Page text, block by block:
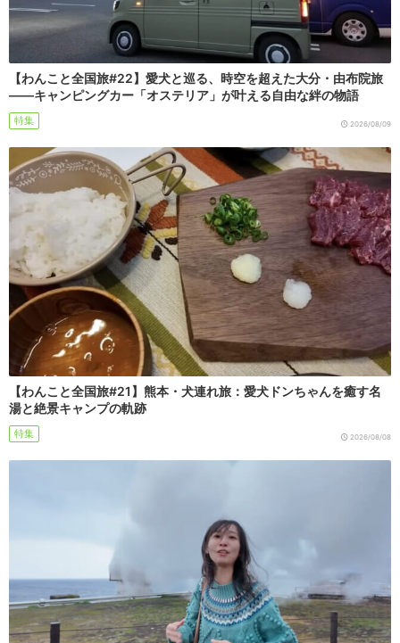
【わんこと全国旅#22】愛犬と巡る、時空を超えた大分・由布院旅
――キャンピングカー「オステリア」が叶える自由な絆の物語
特集 2026/08/09
【わんこと全国旅#21】熊本・犬連れ旅：愛犬ドンちゃんを癒す名
湯と絶景キャンプの軌跡
特集 2026/08/08